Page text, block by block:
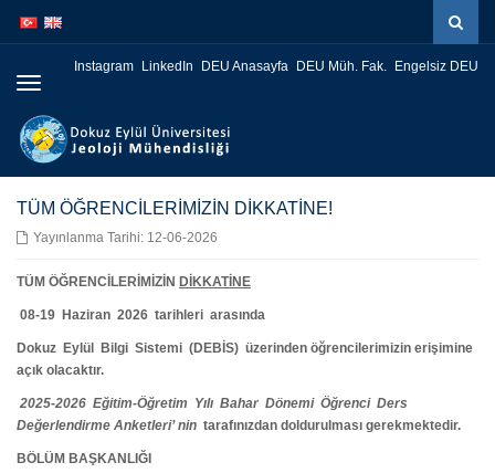
atla
atla
Instagram LinkedIn DEU Anasayfa DEU Müh. Fak.
Engelsiz DEU
Menüye
TÜM ÖĞRENCİLERİMİZİN DİKKATİNE!
Yayınlanma Tarihi: 12-06-2026
TÜM ÖĞRENCİLERİMİZİN DİKKATİNE
08-19 Haziran 2026 tarihleri arasında
Dokuz Eylül Bilgi Sistemi (DEBİS) üzerinden öğrencilerimizin erişimine
açık olacaktır.
2025-2026 Eğitim-Öğretim Yılı Bahar Dönemi Öğrenci Ders
Değerlendirme Anketleri’nin tarafınızdan doldurulması gerekmektedir.
BÖLÜM BAŞKANLIĞI